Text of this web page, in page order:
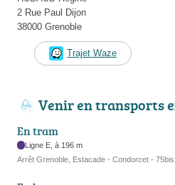
2 Rue Paul Dijon
38000 Grenoble
Trajet Waze
Venir en transports
En tram
Ligne E, à 196 m
Arrêt Grenoble, Estacade - Condorcet -